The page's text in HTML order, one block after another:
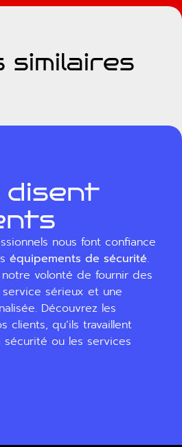
similaires
disent
nous font confiance
équipements de sécurité.
volonté de fournir des
sérieux et une
Découvrez les
clients, qu’ils travaillent
sécurité ou les services